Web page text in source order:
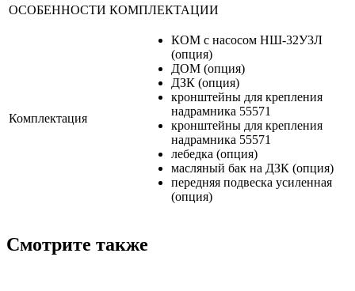
ОСОБЕННОСТИ КОМПЛЕКТАЦИИ
Комплектация
КОМ с насосом НШ-32У3Л
(опция)
ДОМ (опция)
ДЗК (опция)
кронштейны для крепления
надрамника 55571
кронштейны для крепления
надрамника 55571
лебедка (опция)
масляный бак на ДЗК (опция)
передняя подвеска усиленная
(опция)
Смотрите также